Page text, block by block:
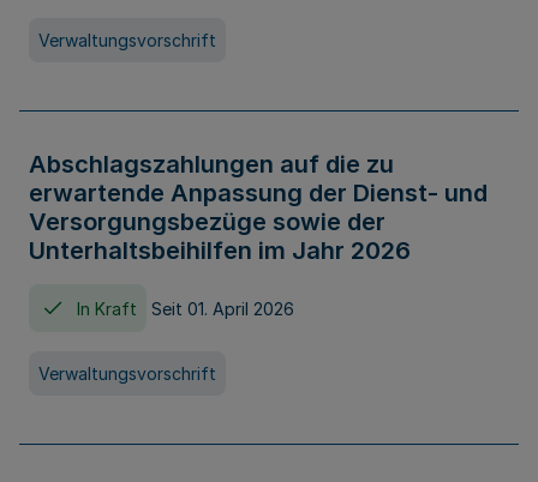
Verwaltungsvorschrift
Abschlagszahlungen auf die zu
erwartende Anpassung der Dienst- und
Versorgungsbezüge sowie der
Unterhaltsbeihilfen im Jahr 2026
In Kraft Seit 01. April 2026
Verwaltungsvorschrift